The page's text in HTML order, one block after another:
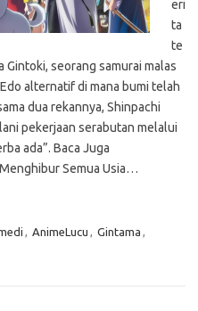
eri
ta
te
seorang samurai malas
alternatif di mana bumi telah
dua rekannya, Shinpachi
pekerjaan serabutan melalui
ada”. Baca Juga
Semua Usia…
, AnimeLucu , Gintama ,